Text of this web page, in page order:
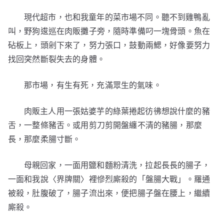
現代超市，也和我童年的菜市場不同。聽不到雞鴨亂
叫，野狗逡巡在肉販攤子旁，隨時準備叼一塊骨頭。魚在
砧板上，頭剁下來了，努力張口，鼓動兩鰓，好像要努力
找回突然斷裂失去的身體。
那市場，有生有死，充滿眾生的氣味。
肉販主人用一張姑婆芋的綠葉捲起彷彿想說什麼的豬
舌，一整條豬舌。或用剪刀剪開盤纏不清的豬腸，那麼
長，那麼柔腸寸斷。
母親回家，一面用鹽和麵粉清洗，拉起長長的腸子，
一面和我說〈界牌關〉裡慘烈廝殺的「盤腸大戰」。羅通
被殺，肚腹破了，腸子流出來，便把腸子盤在腰上，繼續
廝殺。